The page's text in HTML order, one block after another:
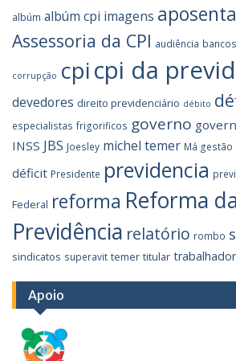
albúm albúm cpi imagens
Assessoria da CPI audiência bancos
corrupção cpicpi da
devedores direito previdenciário débito
especialistas frigorificos governo
INSS JBS Joesley michel temer Má gestão
déficit Presidente previdencia
Federal reforma Reforma
Previdência relatório rombo
sindicatos superavit temer titular
Apoio